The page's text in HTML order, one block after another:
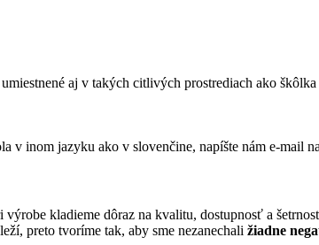
aj v takých citlivých prostrediach ako škôlka
v inom jazyku ako v slovenčine, napíšte nám e-mail na
výrobe kladieme dôraz na kvalitu, dostupnosť a
preto tvoríme tak, aby sme nezanechali žiadne